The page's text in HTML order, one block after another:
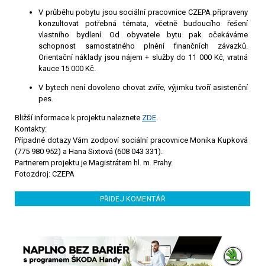
V průběhu pobytu jsou sociální pracovnice CZEPA připraveny
konzultovat potřebná témata, včetně budoucího řešení
vlastního bydlení. Od obyvatele bytu pak očekáváme
schopnost samostatného plnění finančních závazků.
Orientační náklady jsou nájem + služby do 11 000 Kč, vratná
kauce 15 000 Kč.
V bytech není dovoleno chovat zvíře, výjimku tvoří asistenční
pes.
Bližší informace k projektu naleznete ZDE.
Kontakty:
Případné dotazy Vám zodpoví sociální pracovnice Monika Kupková
(775 980 952) a Hana Sixtová (608 043 331).
Partnerem projektu je Magistrátem hl. m. Prahy.
Fotozdroj: CZEPA
PŘIDEJ KOMENTÁŘ